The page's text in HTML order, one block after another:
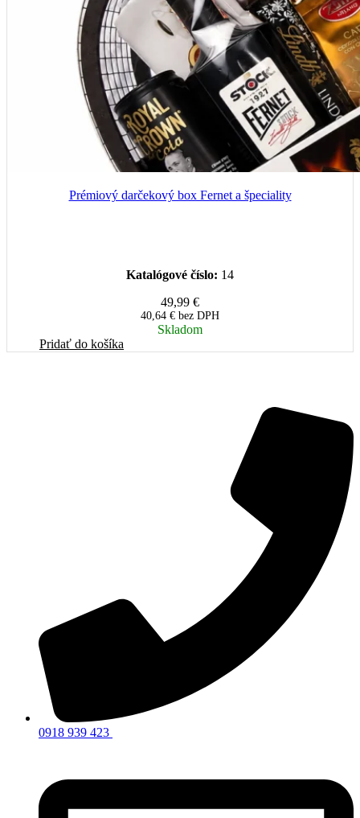
Prémiový darčekový box Fernet a špeciality
Katalógové číslo: 14
49,99 €
40,64 € bez DPH
Skladom
Pridať do košíka
0918 939 423